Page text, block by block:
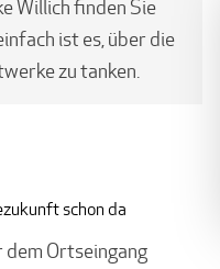
Willich finden Sie
ist es, über die
zu tanken.
schon da
Ortseingang